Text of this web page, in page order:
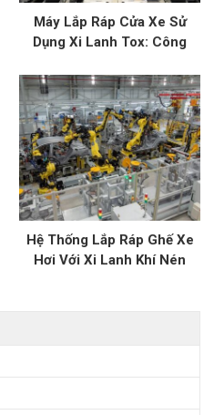
Máy Lắp Ráp Cửa Xe Sử
Dụng Xi Lanh Tox: Công
Tô
Hệ Thống Lắp Ráp Ghế Xe
Hơi Với Xi Lanh Khí Nén